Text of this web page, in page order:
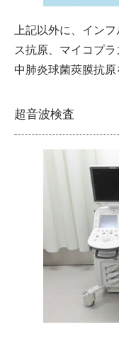
上記以外に、イン
ス抗原、マイコプ
中肺炎球菌莢膜抗原
超音波検査